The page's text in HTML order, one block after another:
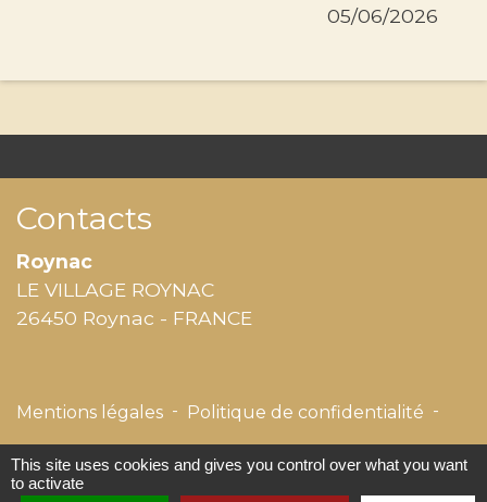
05/06/2026
Contacts
Roynac
LE VILLAGE ROYNAC
26450 Roynac - FRANCE
Mentions légales - Politique de confidentialité -
Accessibilité - Plan du site Gestion des cookies
This site uses cookies and gives you control over what you want
to activate